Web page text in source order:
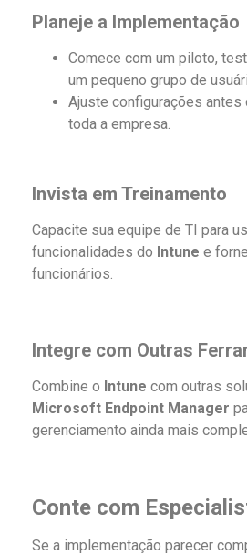
Planeje a Implementação
Comece com um piloto,
um pequeno grupo de
Ajuste configurações antes
toda a empresa.
Invista em Treinamento
Capacite sua equipe de TI para
funcionalidades do Intune e
funcionários.
Integre com Outras
Combine o Intune com outras
Microsoft Endpoint Manager
gerenciamento ainda mais
Conte com
Se a implementação parecer